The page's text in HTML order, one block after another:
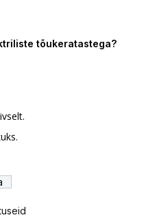
tõukeratastega?